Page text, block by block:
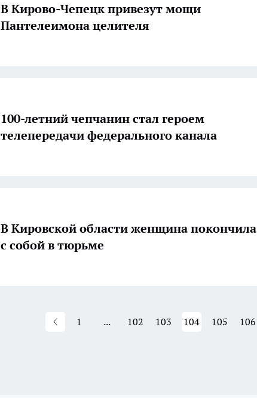
В Кирово-Чепецк привезут мощи
Пантелеимона целителя
100-летний чепчанин стал героем
телепередачи федерального канала
В Кировской области женщина покончила
с собой в тюрьме
1 ... 102 103 104 105 106